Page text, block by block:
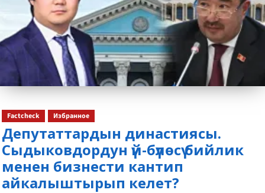
Factcheck Избранное
Депутаттардын династиясы.
Сыдыковдордун үй-бүлөсү бийлик
менен бизнести кантип
айкалыштырып келет?